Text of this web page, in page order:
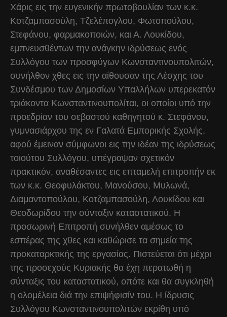
Χάρις εις την ευγενικήν πρωτοβουλίαν των κ.κ.
Κοτζαμπασούλη, Τζελέπογλου, Φωτοπούλου,
Στεφάνου, φαρμακοποιών, και Α. Λουκίδου,
εμπνευσθέντων την ανάγκην ιδρύσεως ενός
Συλλόγου των προσφύγων Κωνσταντινουπολιτών,
συνήλθον χθες εις την αίθουσαν της Λέσχης του
Συνδέσμου των Δημοσίων Υπαλλήλων υπερεκατόν
τριάκοντα Κωνσταντινουπολίται, οι οποίοι υπό την
προεδρίαν του σεβαστού καθηγητού κ. Στεφάνου,
γυμνασιάρχου της εν Γαλατά Εμπορικής Σχολής,
αφού έμειναν σύμφωνοι εις την ιδέαν της ιδρύσεως
τοιούτου Συλλόγου, υπέγραψαν σχετικόν
πρακτικόν, αναθέσαντες εις επταμελή επιτροπήν εκ
των κ.κ. Θεοφυλάκτου, Μανούσου, Μυλωνά,
Διαμαντοπούλου, Κοτζαμπασούλη, Λουκίδου και
Θεοδωρίδου την σύνταξιν καταστατικού. Η
προσωρινή Επιτροπή συνήλθεν αμέσως το
εσπέρας της χθες και καθώρισε τα σημεία της
προκαταρκτικής της εργασίας. Πιστεύεται ότι μέχρι
της προσεχούς Κυριακής θα έχη περατωθή η
σύνταξις του καταστατικού, οπότε και θα συγκληθή
η ολομέλεια διά την επιψήφισίν του. Η ίδρυσις
Συλλόγου Κωνσταντινουπολιτών εκρίθη υπό